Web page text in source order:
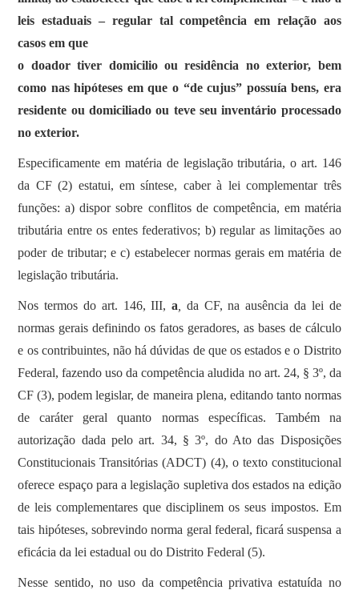
leis estaduais – regular tal competência em relação aos
casos em que
o doador tiver domicilio ou residência no exterior, bem
como nas hipóteses em que o “de cujus” possuía bens, era
residente ou domiciliado ou teve seu inventário processado
no exterior.
Especificamente em matéria de legislação tributária, o art. 146
da CF (2) estatui, em síntese, caber à lei complementar três
funções: a) dispor sobre conflitos de competência, em matéria
tributária entre os entes federativos; b) regular as limitações ao
poder de tributar; e c) estabelecer normas gerais em matéria de
legislação tributária.
Nos termos do art. 146, III,a
da CF, na ausência da lei de
normas gerais definindo os fatos geradores, as bases de cálculo
e os contribuintes, não há dúvidas de que os estados e o Distrito
Federal, fazendo uso da competência aludida no art. 24, § 3º, da
CF (3), podem legislar, de maneira plena, editando tanto normas
de caráter geral quanto normas específicas. Também na
autorização dada pelo art. 34, § 3º, do Ato das Disposições
Constitucionais Transitórias (ADCT) (4), o texto constitucional
oferece espaço para a legislação supletiva dos estados na edição
de leis complementares que disciplinem os seus impostos. Em
tais hipóteses, sobrevindo norma geral federal, ficará suspensa a
eficácia da lei estadual ou do Distrito Federal (5).
Nesse sentido, no uso da competência privativa estatuída no